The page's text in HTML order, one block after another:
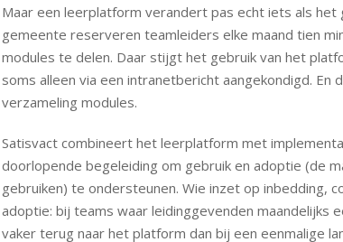
Maar een leerplatform verandert pas echt iets als
gemeente reserveren teamleiders elke maand tien
modules te delen. Daar stijgt het gebruik van het
soms alleen via een intranetbericht aangekondigd. En
verzameling modules.
Satisvact combineert het leerplatform met
doorlopende begeleiding om gebruik en adoptie (de
gebruiken) te ondersteunen. Wie inzet op inbedding,
adoptie: bij teams waar leidinggevenden maandelijks
vaker terug naar het platform dan bij een eenmalige